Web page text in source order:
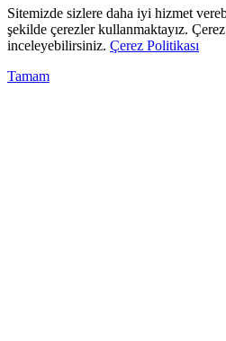
Sitemizde sizlere daha iyi hizmet
şekilde çerezler kullanmaktayız.
inceleyebilirsiniz. Çerez Politikası
Tamam